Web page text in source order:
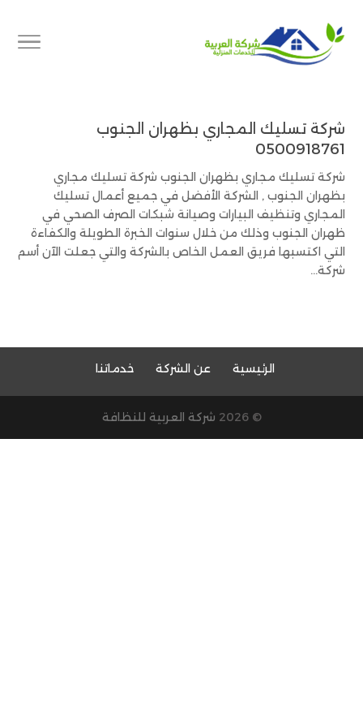
شركة تسليك المجاري بظهران الجنوب
0500918761
شركة تسليك مجاري بظهران الجنوب شركة تسليك مجاري
بظهران الجنوب , الشركة الأفضل في جميع أعمال تسليك
المجاري وتنظيف البيارات وصيانة شبكات الصرف الصحي في
ظهران الجنوب وذلك من خلال سنوات الخبرة الطويلة والكفاءة
التي اكتسبها فريق العمل الخاص بالشركة والتي جعلت الآن أسم
شركة...
الرئيسية عن الشركة خدماتنا
© 2026 شركة العربية للنظافة